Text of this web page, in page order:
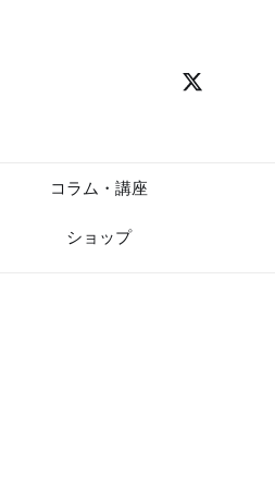
コラム・講座
ショップ